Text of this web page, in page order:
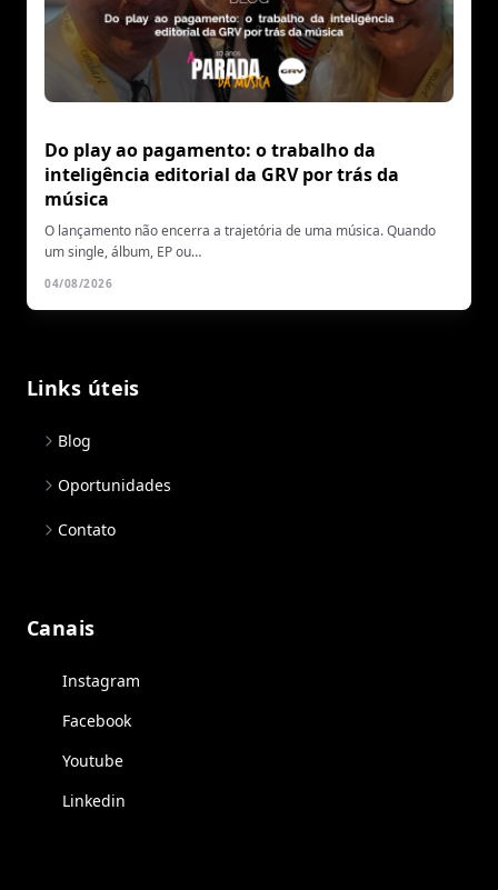
Do play ao pagamento: o trabalho da
inteligência editorial da GRV por trás da
música
O lançamento não encerra a trajetória de uma música. Quando
um single, álbum, EP ou…
04/08/2026
Links úteis
Blog
Oportunidades
Contato
Canais
Instagram
Facebook
Youtube
Linkedin